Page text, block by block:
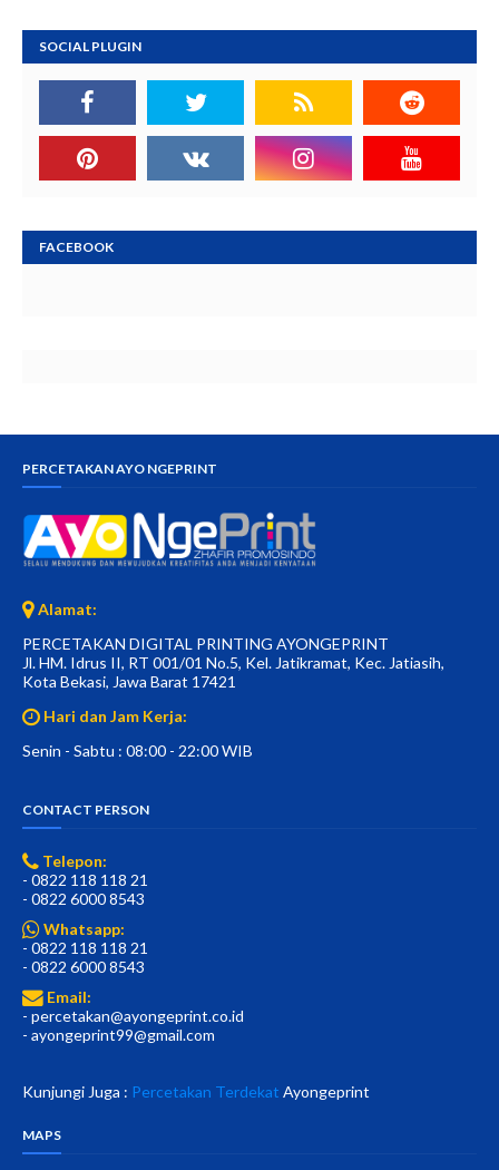
SOCIAL PLUGIN
FACEBOOK
PERCETAKAN AYO NGEPRINT
Alamat:
PERCETAKAN DIGITAL PRINTING AYONGEPRINT
Jl. HM. Idrus II, RT 001/01 No.5, Kel. Jatikramat, Kec. Jatiasih,
Kota Bekasi, Jawa Barat 17421
Hari dan Jam Kerja:
Senin - Sabtu : 08:00 - 22:00 WIB
CONTACT PERSON
Telepon:
- 0822 118 118 21
- 0822 6000 8543
Whatsapp:
- 0822 118 118 21
- 0822 6000 8543
Email:
- percetakan@ayongeprint.co.id
- ayongeprint99@gmail.com
Kunjungi Juga : Percetakan Terdekat Ayongeprint
MAPS